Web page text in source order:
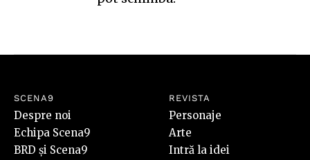
SCENA9
Despre noi
Echipa Scena9
BRD și Scena9
REVISTA
Personaje
Arte
Intră la idei